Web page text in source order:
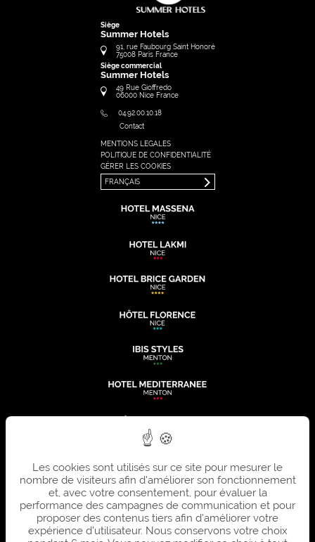
Siège
Summer Hotels
91, rue Faubourg Saint Honoré
75008 Paris France
Siège commercial
Summer Hotels
49 Rue Gioffredo
06000 Nice France
04.92.00.10.18
Contact
MENTIONS LEGALES
POLITIQUE DE CONFIDENTIALITÉ
GÉRER LES COOKIES
FRANÇAIS
FRANÇAIS
ENGLISH
Les cookies sont utilisés sur ce site pour mesurer le
nombre de visiteurs afin d'améliorer son fonctionnement
et, avec votre consentement, pour évaluer la
performance des campagnes de communication et pour
proposer des contenus tiers afin d'améliorer votre
expérience d'utilisateur. Nous conservons votre choix